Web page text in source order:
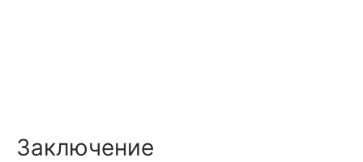
Заключение